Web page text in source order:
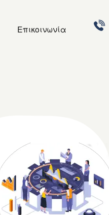
Επικοινωνία